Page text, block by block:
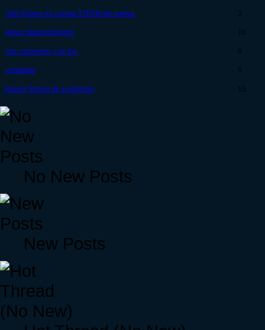
GM! Quiero mi cuenta STEAM de vuelva 3
Adios Spiral Knights? 16
me convencio y se fue 8
estafador 8
Nuevo Torneo de Lockdown 15
No New Posts
New Posts